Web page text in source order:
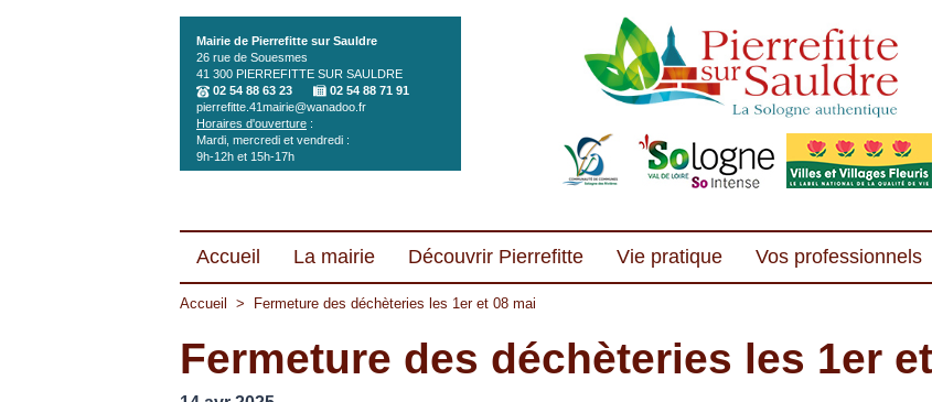
Mairie de Pierrefitte sur Sauldre
26 rue de Souesmes
41 300 PIERREFITTE SUR SAULDRE
02 54 88 63 23
02 54 88 71 91
pierrefitte.41mairie@wanadoo.fr
Horaires d'ouverture :
Mardi, mercredi et vendredi :
9h-12h et 15h-17h
Accueil La mairie Découvrir Pierrefitte Vie pratique Vos professionnels
Accueil > Fermeture des déchèteries les 1er et 08 mai
Fermeture des déchèteries les 1er